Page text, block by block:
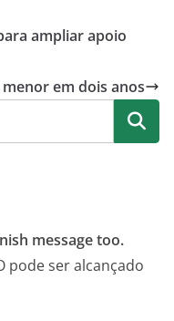
ampliar apoio
em dois anos
message too.
pode ser alcançado